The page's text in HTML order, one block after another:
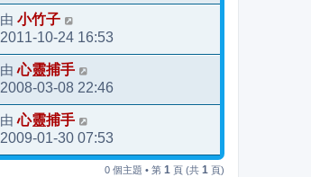
由 小竹子
2011-10-24 16:53
由心靈捕手
2008-03-08 22:46
由心靈捕手
2009-01-30 07:53
0 個主題 • 第 1 頁 (共 1 頁)